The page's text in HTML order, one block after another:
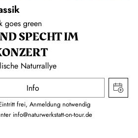
goes green
SPECHT IM
Naturrallye
Info
frei, Anmeldung notwendig
info@naturwerkstatt-on-tour.de